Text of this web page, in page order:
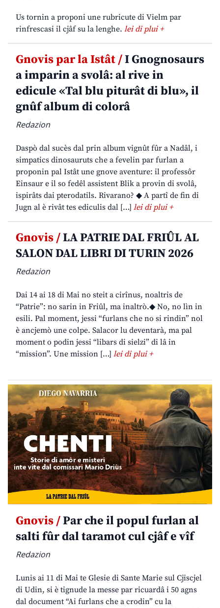
Us tornin a proponi une rubricute di Vielm par
rinfrescasi il cjâf su la lenghe. lei di plui +
Gnovis par la Istât /I Gnognosaurs
a imparin a svolâ: al rive in
edicule «Tal blu piturât di blu», il
gnûf album di colorâ
Redazion
Daspò dal sucès dal prin album vignût fûr a Nadâl, i
simpatics dinosauruts che a fevelin par furlan a
proponin pal Istât une gnove aventure: il professôr
Einsaur e il so fedêl assistent Blik a provin di svolâ,
ispirâts dai pterodatils. Rivarano? ◆ A partî de fin di
Jugn al è rivât tes ediculis dal […] lei di plui +
Gnovis /LA PATRIE DAL FRIÛL AL
SALON DAL LIBRI DI TURIN 2026
Redazion
Dai 14 ai 18 di Mai no steit a cirînus, noaltris de
“Patrie”: no sarin in Friûl, ma inaltrò.◆ No, no lìn in
esili. Pal moment, jessi “furlans che no si rindin” nol
è ancjemò une colpe. Salacor lu deventarà, ma pal
moment o podin jessi “libars di sielzi” di lâ in
“mission”. Une mission […] lei di plui +
Gnovis /Par che il popul furlan al
salti fûr dal taramot cul cjâf e vîf
Redazion
Lunis ai 11 di Mai te Glesie di Sante Marie sul Cjiscjel
di Udin, si è tignude la messe par ricuardâ i 50 agns
dal document “Ai furlans che a crodin” cu la